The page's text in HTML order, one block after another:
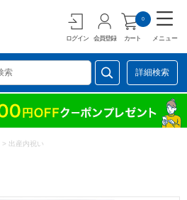
ログイン 会員登録 カート
0
メニュー
詳細検索
> 出産内祝い